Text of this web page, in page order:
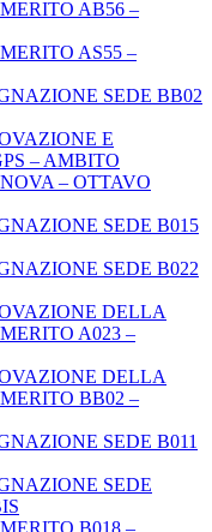
AB56 –
AS55 –
SEDE BB02
E
– AMBITO
– OTTAVO
SEDE B015
SEDE B022
DELLA
A023 –
DELLA
BB02 –
SEDE B011
SEDE